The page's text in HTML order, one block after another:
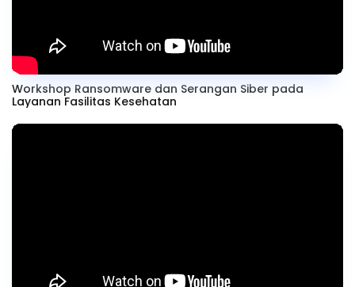
Workshop Ransomware dan Serangan Siber pada
Layanan Fasilitas Kesehatan